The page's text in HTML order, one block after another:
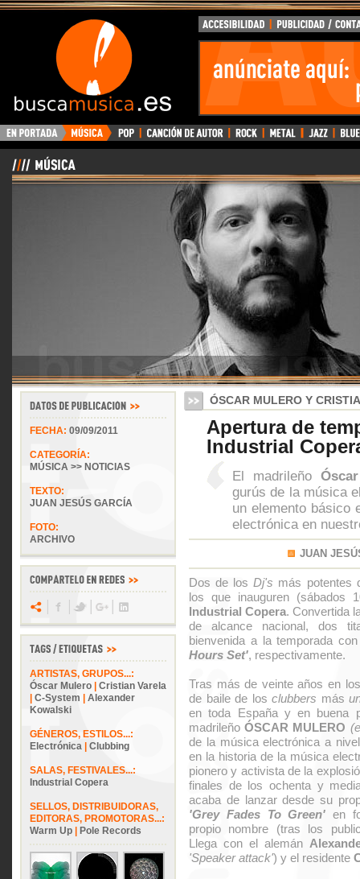
BuscaMusica.es
FECHA: 09/09/2011
CATEGORÍA:
MÚSICA >> NOTICIAS
TEXTO:
JUAN JESÚS GARCÍA
FOTO:
ARCHIVO
ARTISTAS, GRUPOS...:
Óscar Mulero
Cristian Varela
C-System
Alexander
Kowalski
GÉNEROS, ESTILOS...:
Electrónica
Clubbing
SALAS, FESTIVALES...:
Industrial Copera
SELLOS, DISTRIBUIDORAS,
EDITORAS, PROMOTORAS...:
Warm Up
Pole Records
ÓSCAR MULERO Y
Apertura de
Industrial
El madrileño
gurús de la música
un elemento básico
electrónica en
JUAN
Dos de losDj's más potentes
los que inauguren (sábados
Industrial Copera. Convertida
de alcance nacional, dos
bienvenida a la temporada
Hours Set', respectivamente.
Tras más de veinte años en
de baile de losclubbers más
en toda España y en buena
madrileñoÓSCAR MULERO
de la música electrónica a
en la historia de la música
pionero y activista de la
finales de los ochenta y
acaba de lanzar desde su
'Grey Fades To Green' en
propio nombre (tras los
Llega con el alemán
'Speaker attack') y el residente